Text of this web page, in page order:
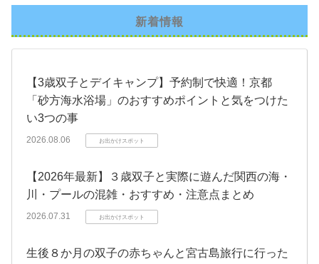
新着情報
【3歳双子とデイキャンプ】予約制で快適！京都
「砂方海水浴場」のおすすめポイントと気をつけた
い3つの事
2026.08.06 お出かけスポット
【2026年最新】３歳双子と実際に遊んだ関西の海・
川・プールの混雑・おすすめ・注意点まとめ
2026.07.31 お出かけスポット
生後８か月の双子の赤ちゃんと宮古島旅行に行った